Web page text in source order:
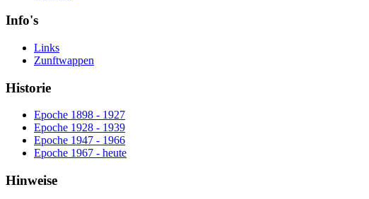
Info's
Links
Zunftwappen
Historie
Epoche 1898 - 1927
Epoche 1928 - 1939
Epoche 1947 - 1966
Epoche 1967 - heute
Hinweise